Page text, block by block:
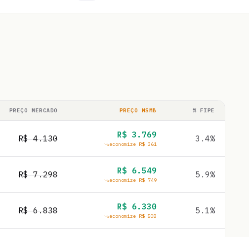
PREÇO MERCADO PREÇO MSMB % FIPE
R$4.130 R$ 3.769
economize R$ 361
3.4%
R$7.298 R$ 6.549
economize R$ 749
5.9%
R$6.838 R$ 6.330
economize R$ 508
5.1%